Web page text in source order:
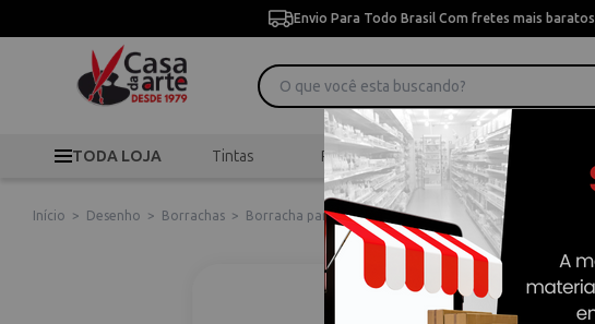
Envio Para Todo Brasil Com fretes mais baratos
TODA LOJA Tintas Pincéis Desenho
Início > Desenho > Borrachas > Borracha para Desenho Pelikan Tc20